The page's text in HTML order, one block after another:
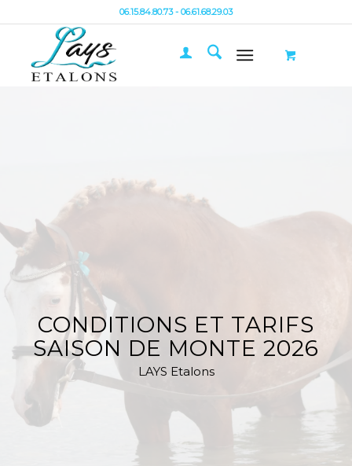
06.15.84.80.73 - 06.61.68.29.03
CONDITIONS ET TARIFS
SAISON DE MONTE 2026
LAYS Etalons